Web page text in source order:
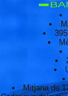
Mitjana de